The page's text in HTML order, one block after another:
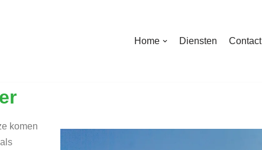
Home Diensten Contact
komen